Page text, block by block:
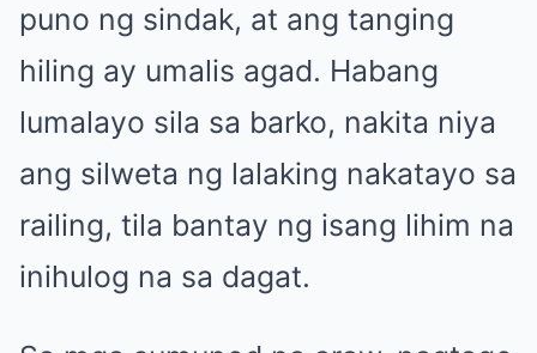
puno ng sindak, at ang tanging
hiling ay umalis agad. Habang
lumalayo sila sa barko, nakita niya
ang silweta ng lalaking nakatayo sa
railing, tila bantay ng isang lihim na
inihulog na sa dagat.